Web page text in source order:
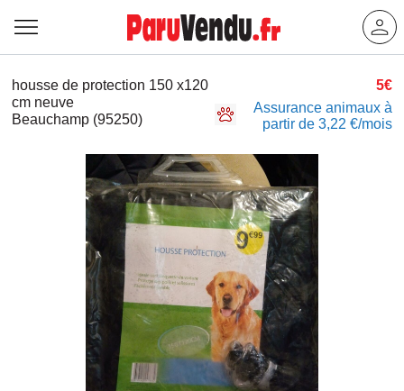
housse de protection 150 x120
cm neuve
Beauchamp (95250)
5€
Assurance animaux à
partir de 3,22 €/mois